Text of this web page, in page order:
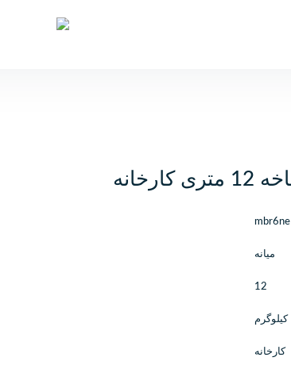
mbr6ne
میانه
12
کیلوگرم
کارخانه